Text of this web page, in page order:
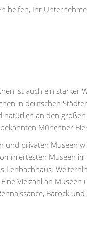
helfen, Ihr
ist auch ein starker
in deutschen
an den
Münchner
privaten Museen
Museen
Lenbachhaus.
Vielzahl an
Barock